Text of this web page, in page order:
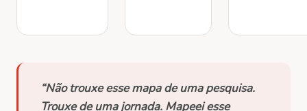
“Não trouxe esse mapa de uma pesquisa.
Trouxe de uma jornada. Mapeei esse